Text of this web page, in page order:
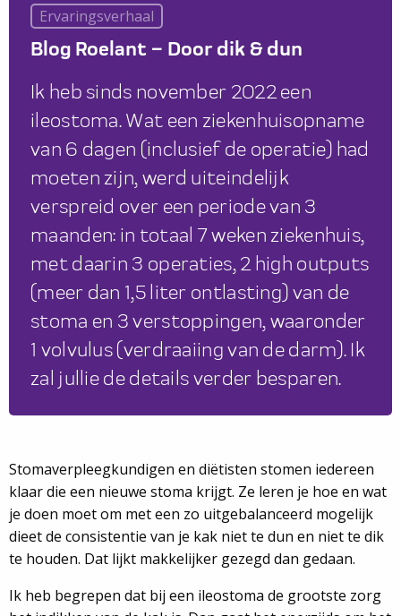
Ervaringsverhaal
Blog Roelant – Door dik & dun
Ik heb sinds november 2022 een
ileostoma. Wat een ziekenhuisopname
van 6 dagen (inclusief de operatie) had
moeten zijn, werd uiteindelijk
verspreid over een periode van 3
maanden: in totaal 7 weken ziekenhuis,
met daarin 3 operaties, 2 high outputs
(meer dan 1,5 liter ontlasting) van de
stoma en 3 verstoppingen, waaronder
1 volvulus (verdraaiing van de darm). Ik
zal jullie de details verder besparen.
Stomaverpleegkundigen en diëtisten stomen iedereen
klaar die een nieuwe stoma krijgt. Ze leren je hoe en wat
je doen moet om met een zo uitgebalanceerd mogelijk
dieet de consistentie van je kak niet te dun en niet te dik
te houden. Dat lijkt makkelijker gezegd dan gedaan.
Ik heb begrepen dat bij een ileostoma de grootste zorg